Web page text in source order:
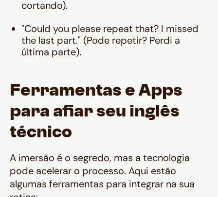
cortando).
"Could you please repeat that? I missed
the last part." (Pode repetir? Perdi a
última parte).
Ferramentas e Apps
para afiar seu inglês
técnico
A imersão é o segredo, mas a tecnologia
pode acelerar o processo. Aqui estão
algumas ferramentas para integrar na sua